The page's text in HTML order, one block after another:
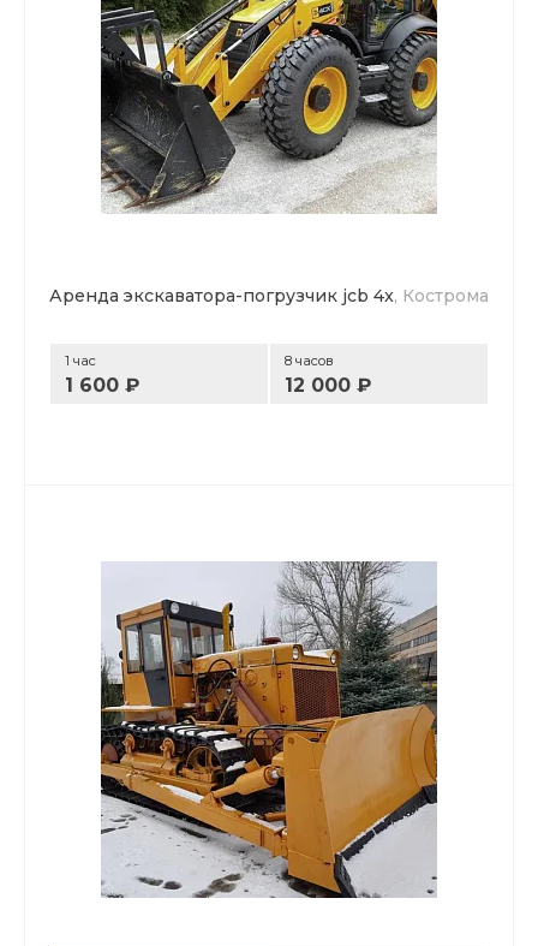
Аренда экскаватора-погрузчик jcb 4x, Кострома
1 час
1 600 ₽
8 часов
12 000 ₽